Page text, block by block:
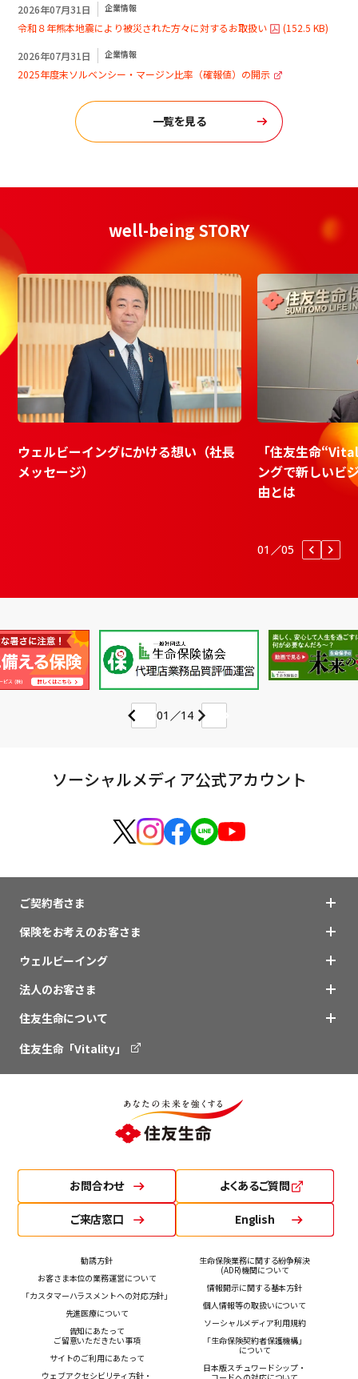
2026年07月31日 企業情報
令和８年熊本地震により被災された方々に対するお取扱い (152.5 KB)
2026年07月31日 企業情報
2025年度末ソルベンシー・マージン比率（確報値）の開示
一覧を見る
well-being STORY
ウェルビーイングにかける想い（社長
メッセージ）
「住友生命
ングで新しいビ
由とは
01 05
01 14
ソーシャルメディア公式アカウント
ご契約者さま
保険をお考えのお客さま
ウェルビーイング
法人のお客さま
住友生命について
住友生命「Vitality」
お問合わせ よくあるご質問
ご来店窓口 English
勧誘方針
お客さま本位の業務運営について
「カスタマーハラスメントへの対応方針」
先進医療について
告知にあたって
ご留意いただきたい事項
サイトのご利用にあたって
ウェブアクセシビリティ方針・
生命保険業務に関する紛争解決
(ADR)機関について
情報開示に関する基本方針
個人情報等の取扱いについて
ソーシャルメディア利用規約
「生命保険契約者保護機構」
について
日本版スチュワードシップ・